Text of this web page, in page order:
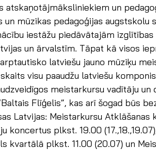
atskaņotājmāksliniekiem un
mūzikas pedagoģijas augstskolu
iestāžu piedāvātajām
un ārvalstīm. Tāpat kā visos
latviešu jauno mūziķu
visu paaudžu latviešu
meistarkursu vadītāju un
Flīģelis”, kas arī šogad būs
Latvijas: Meistarkursu Atklāšanas
koncertus plkst. 19.00
kvartālā plkst. 11.00 (20.07) un